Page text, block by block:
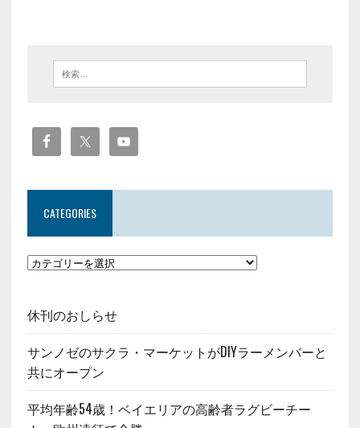
CATEGORIES
休刊のおしらせ
サンノゼのサクラ・マーケットがDIYラーメンバーと
共にオープン
平均年齢54歳！ベイエリアの高齢者ラグビーチー